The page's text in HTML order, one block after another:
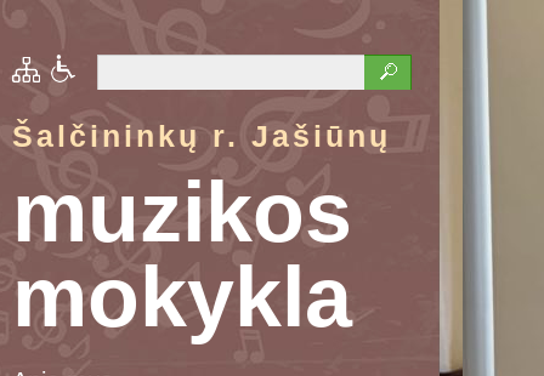
Šalčininkų r. Jašiūnų
muzikos
mokykla